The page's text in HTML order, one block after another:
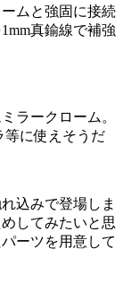
ムと強固に接続
真鍮線で補強
ラークローム。
等に使えそうだ
込みで登場しま
してみたいと思
ーツを用意して